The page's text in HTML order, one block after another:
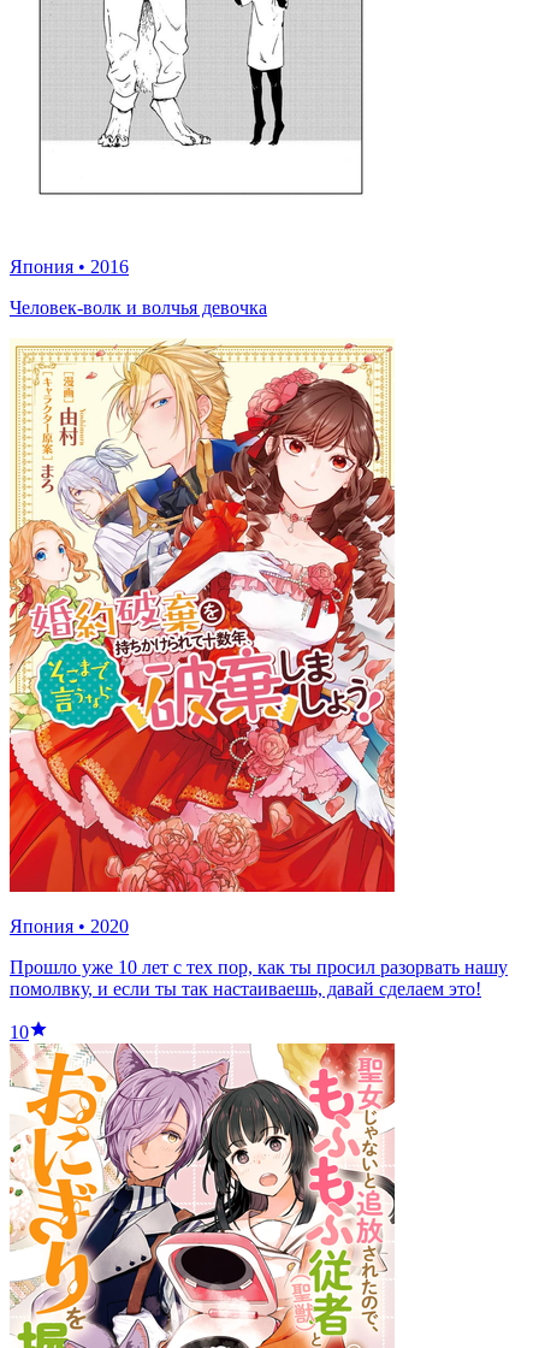
Япония • 2016
Человек-волк и волчья девочка
Япония • 2020
Прошло уже 10 лет с тех пор, как ты просил разорвать нашу
помолвку, и если ты так настаиваешь, давай сделаем это!
10